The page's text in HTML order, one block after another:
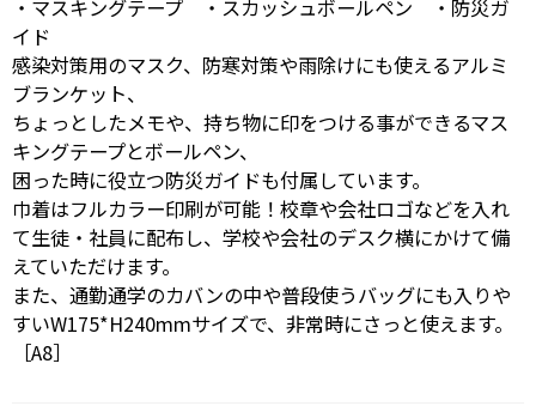
・マスキングテープ ・スカッシュボールペン ・防災ガ
イド
感染対策用のマスク、防寒対策や雨除けにも使えるアルミ
ブランケット、
ちょっとしたメモや、持ち物に印をつける事ができるマス
キングテープとボールペン、
困った時に役立つ防災ガイドも付属しています。
巾着はフルカラー印刷が可能！校章や会社ロゴなどを入れ
て生徒・社員に配布し、学校や会社のデスク横にかけて備
えていただけます。
また、通勤通学のカバンの中や普段使うバッグにも入りや
すいW175*H240mmサイズで、非常時にさっと使えます。
［A8］